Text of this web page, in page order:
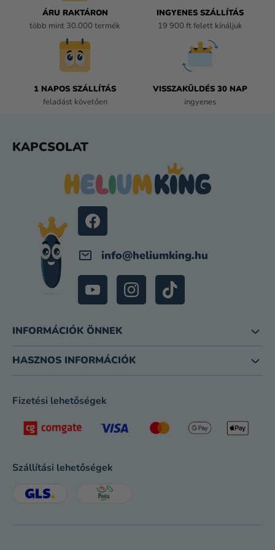
ÁRU RAKTÁRON
több mint 30.000 termék
INGYENES SZÁLLÍTÁS
19 900 ft felett kínáljuk
1 NAPOS SZÁLLÍTÁS
feladást követően
VISSZAKÜLDÉS 30 NAP
ingyenes
KAPCSOLAT
info@heliumking.hu
INFORMÁCIÓK ÖNNEK
HASZNOS INFORMÁCIÓK
Fizetési lehetőségek
Szállítási lehetőségek